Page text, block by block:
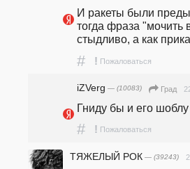
И ракеты были
тогда фраза "мочить
стыдливо, а как
# ! Пожаловаться
iZVerg — (10083) Град
Гниду бы и его шоблу
# ! Пожаловаться
ТЯЖЕЛЫЙ РОК — (39243)